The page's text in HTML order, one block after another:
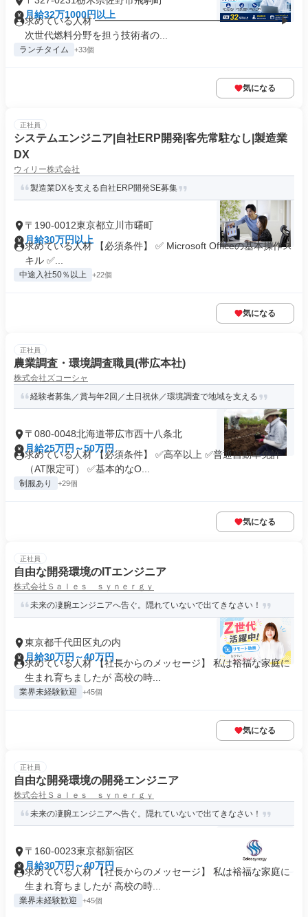
月給32万1000円以上
求めている人材 ━━━━━━━━━━━━━━━━━━━ ▶
次世代燃料分野を担う技術者の...
ランチタイム +33個
気になる
正社員
システムエンジニア|自社ERP開発|客先常駐なし|製造業
DX
ウィリー株式会社
製造業DXを支える自社ERP開発SE募集
〒190-0012東京都立川市曙町
月給30万円以上
求めている人材 【必須条件】 ✅ Microsoft Officeの基本操作ス
キル ✅...
中途入社50％以上 +22個
気になる
正社員
農業調査・環境調査職員(帯広本社)
株式会社ズコーシャ
経験者募集／賞与年2回／土日祝休／環境調査で地域を支える
〒080-0048北海道帯広市西十八条北
月給25万円～50万円
求めている人材 【必須条件】 ✅高卒以上 ✅普通自動車免許
（AT限定可） ✅基本的なO...
制服あり +29個
気になる
正社員
自由な開発環境のITエンジニア
株式会社Ｓａｌｅｓ ｓｙｎｅｒｇｙ
未来の凄腕エンジニアへ告ぐ。隠れていないで出てきなさい！
東京都千代田区丸の内
月給30万円～40万円
求めている人材 【社長からのメッセージ】 私は裕福な家庭に
生まれ育ちましたが 高校の時...
業界未経験歓迎 +45個
気になる
正社員
自由な開発環境の開発エンジニア
株式会社Ｓａｌｅｓ ｓｙｎｅｒｇｙ
未来の凄腕エンジニアへ告ぐ。隠れていないで出てきなさい！
〒160-0023東京都新宿区
月給30万円～40万円
求めている人材 【社長からのメッセージ】 私は裕福な家庭に
生まれ育ちましたが 高校の時...
業界未経験歓迎 +45個